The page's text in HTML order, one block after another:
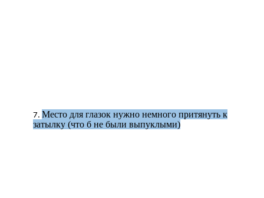
Место для глазок нужно немного притянуть к
затылку (что б не были выпуклыми)